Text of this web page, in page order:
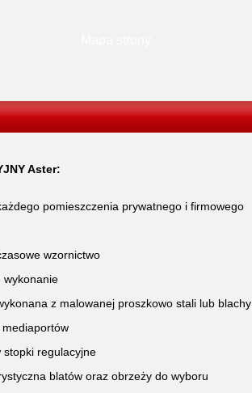
Aster:
pomieszczenia prywatnego i firmowego
wzornictwo
wykonanie
z malowanej proszkowo stali lub blachy
stopki regulacyjne
blatów oraz obrzeży do wyboru